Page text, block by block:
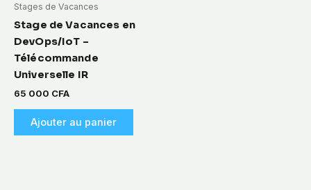
Stages de Vacances
Stage de Vacances en
DevOps/IoT –
Télécommande
Universelle IR
65 000 CFA
Ajouter au panier